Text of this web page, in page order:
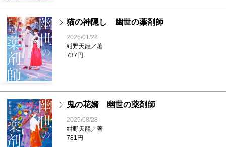
猫の神隠し 幽世の薬剤師
2026/01/28
紺野天龍／著
737円
鬼の花婿 幽世の薬剤師
2025/08/28
紺野天龍／著
781円